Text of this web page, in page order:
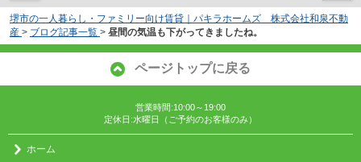
堺市の一人暮らし・ファミリー向け賃貸｜パキラホームズ 株式会社和泉不動
産 > ブログ記事一覧 > 昼間の気温も下がってきましたね。
ページトップに戻る
営業時間:10:00～19:00
定休日:水曜日（ご予約のお客様のみ）
ホーム